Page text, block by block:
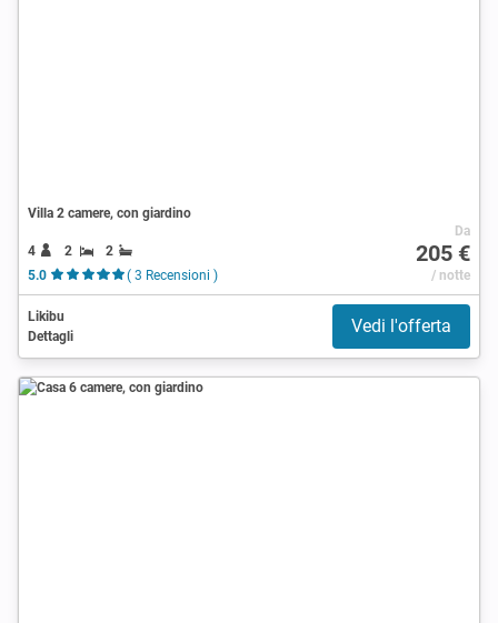
Villa 2 camere, con giardino
4 2
2
5.0
( 3 Recensioni )
Da
205 €
/ notte
Likibu
Dettagli
Vedi l'offerta